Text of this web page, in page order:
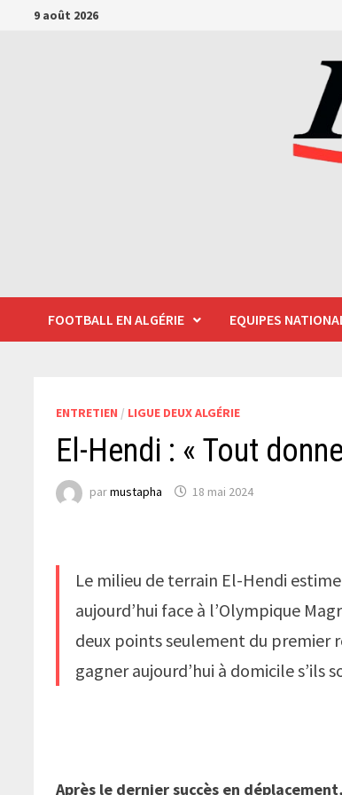
Passer9 août 2026
FOOTBALL EN ALGÉRIE EQUIPES
ENTRETIEN / LIGUE DEUX ALGÉRIE
El-Hendi : « Tout
parmustapha 18 mai 2024
Le milieu de terrain El-Hendi
aujourd’hui face à l’Olympique
deux points seulement du premier
gagner aujourd’hui à domicile s’ils
Après le dernier succès en